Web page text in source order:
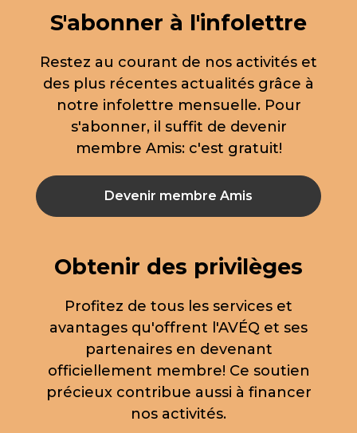
S'abonner à l'infolettre
Restez au courant de nos activités et
des plus récentes actualités grâce à
notre infolettre mensuelle. Pour
s'abonner, il suffit de devenir
membre Amis: c'est gratuit!
Devenir membre Amis
Obtenir des privilèges
Profitez de tous les services et
avantages qu'offrent l'AVÉQ et ses
partenaires en devenant
officiellement membre! Ce soutien
précieux contribue aussi à financer
nos activités.